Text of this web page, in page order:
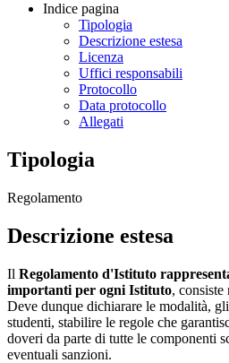
Indice pagina
Tipologia
Descrizione estesa
Licenza
Uffici responsabili
Protocollo
Data protocollo
Allegati
Tipologia
Regolamento
Descrizione estesa
Il Regolamento d'Istituto
importanti per ogni Istituto, consiste
Deve dunque dichiarare le modalità,
studenti, stabilire le regole che
doveri da parte di tutte le componenti
eventuali sanzioni.